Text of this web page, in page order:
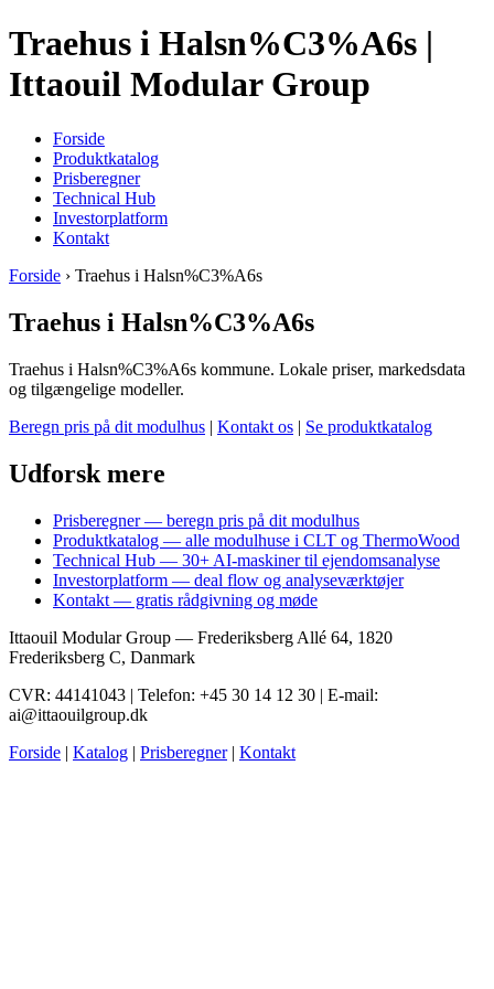
Traehus i Halsn%C3%A6s |
Ittaouil Modular Group
Forside
Produktkatalog
Prisberegner
Technical Hub
Investorplatform
Kontakt
Forside › Traehus i Halsn%C3%A6s
Traehus i Halsn%C3%A6s
Traehus i Halsn%C3%A6s kommune. Lokale priser, markedsdata
og tilgængelige modeller.
Beregn pris på dit modulhus | Kontakt os | Se produktkatalog
Udforsk mere
Prisberegner — beregn pris på dit modulhus
Produktkatalog — alle modulhuse i CLT og ThermoWood
Technical Hub — 30+ AI-maskiner til ejendomsanalyse
Investorplatform — deal flow og analyseværktøjer
Kontakt — gratis rådgivning og møde
Ittaouil Modular Group — Frederiksberg Allé 64, 1820
Frederiksberg C, Danmark
CVR: 44141043 | Telefon: +45 30 14 12 30 | E-mail:
ai@ittaouilgroup.dk
Forside | Katalog | Prisberegner| Kontakt